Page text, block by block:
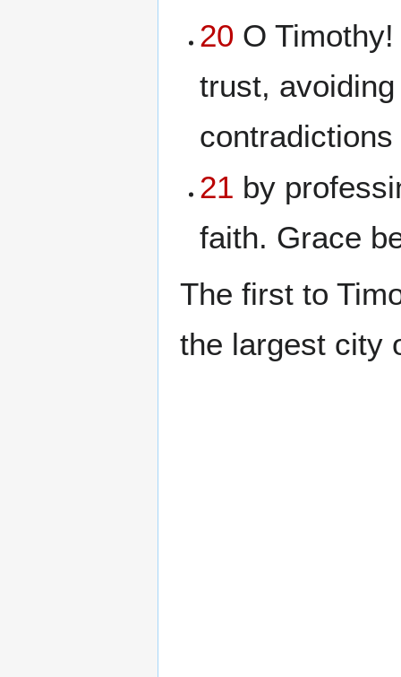
20 O
trust,
21 by
faith. Grace
The first to
the largest city